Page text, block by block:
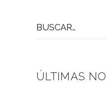
por:
ÚLTIMAS